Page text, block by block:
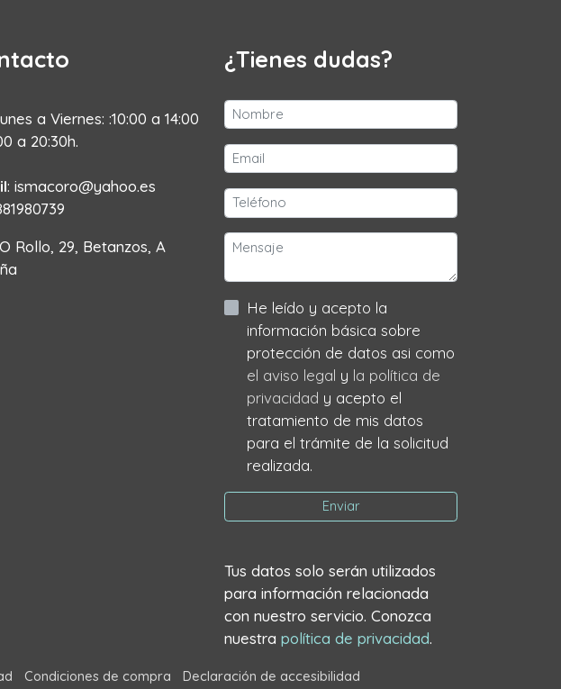
a Viernes: :10:00 a 14:00
a 20:30h.
: ismacoro@yahoo.es
Rollo, 29, Betanzos, A
¿Tienes dudas?
He leído y acepto la
información básica sobre
protección de datos asi como
el aviso legal y la política de
privacidad y acepto el
tratamiento de mis datos
para el trámite de la solicitud
realizada.
Enviar
Tus datos solo serán utilizados
para información relacionada
con nuestro servicio. Conozca
nuestra política de privacidad.
Condiciones de compra Declaración de accesibilidad